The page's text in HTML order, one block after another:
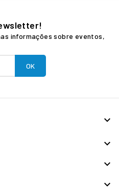
informações sobre eventos,



